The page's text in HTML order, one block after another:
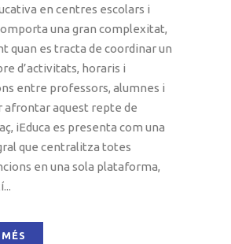
en centres escolars i
una gran complexitat,
quan es tracta de coordinar un
d’activitats, horaris i
entre professors, alumnes i
afrontar aquest repte de
iEduca es presenta com una
que centralitza totes
en una sola plataforma,